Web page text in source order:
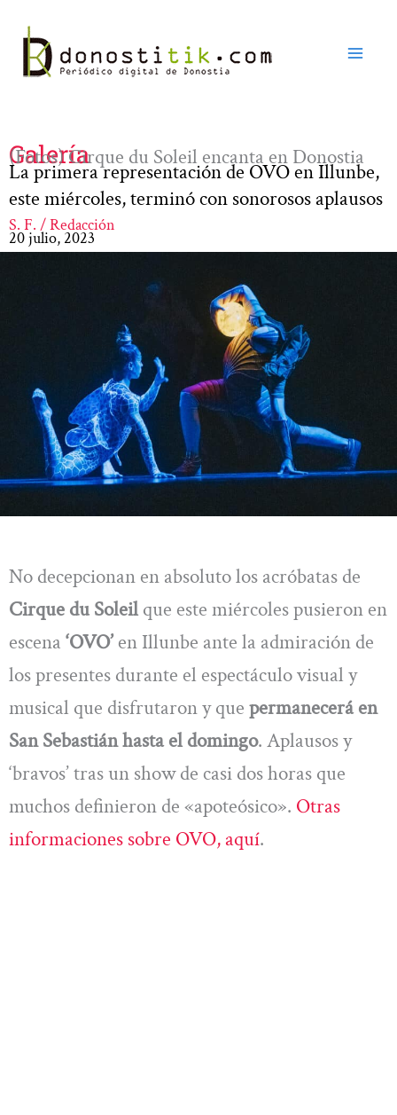
contenido
Galería
(Fotos) Cirque du Soleil encanta en Donostia
La primera representación de OVO en Illunbe,
este miércoles, terminó con sonorosos aplausos
S. F. / Redacción
20 julio, 2023
No decepcionan en absoluto los acróbatas de
Cirque du Soleil que este miércoles pusieron en
escena ‘OVO’en Illunbe ante la admiración de
los presentes durante el espectáculo visual y
musical que disfrutaron y que permanecerá en
San Sebastián hasta el domingo. Aplausos y
‘bravos’ tras un show de casi dos horas que
muchos definieron de «apoteósico». Otras
informaciones sobre OVO, aquí.